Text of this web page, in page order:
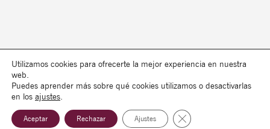
Utilizamos cookies para ofrecerte la mejor experiencia en nuestra
web.
Puedes aprender más sobre qué cookies utilizamos o desactivarlas
en los ajustes
Aceptar Rechazar Ajustes Cerrar el banner de